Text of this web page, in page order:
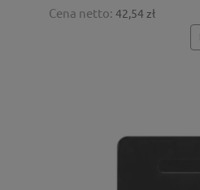
Cena netto: 42,54 zł